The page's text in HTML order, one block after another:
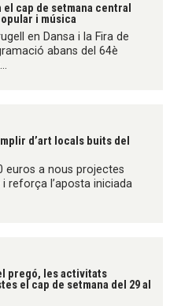
cap de setmana central
i música
en Dansa i la Fira de
abans del 64è
d’art locals buits del
euros a nous projectes
i reforça l’aposta iniciada
pregó, les activitats
el cap de setmana del 29 al